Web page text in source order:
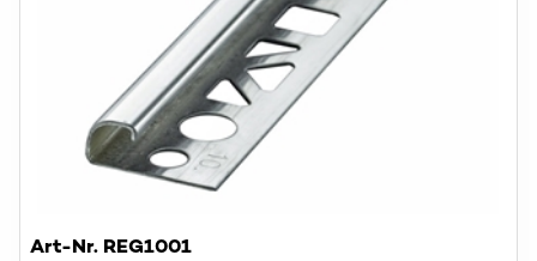
Art-Nr. REG1001